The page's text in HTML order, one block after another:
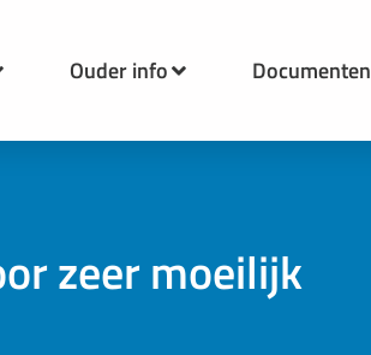
Ouder info Documenten
zeer moeilijk